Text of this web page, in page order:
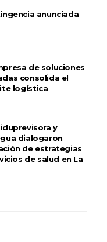
anunciada
de soluciones
consolida el
logística
y
dialogaron
de estrategias
de salud en La